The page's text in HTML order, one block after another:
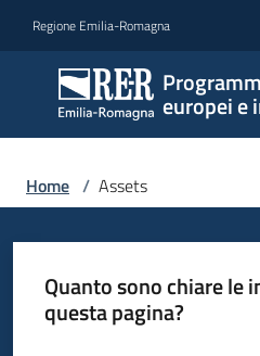
Regione Emilia-Romagna
europei e
Home / Assets
Quanto sono chiare le
questa pagina?